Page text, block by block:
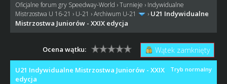
Oficjalne forum gry Speedway-World ›Turnieje › Indywidualne
Mistrzostwa U 16-21 › U-21 ›Archiwum U-21 › U21 Indywidualne
Mistrzostwa Juniorów - XXIX edycja
Wątek zamknięty
Ocena wątku:
Tryb normalny
U21 Indywidualne Mistrzostwa Juniorów - XXIX
edycja